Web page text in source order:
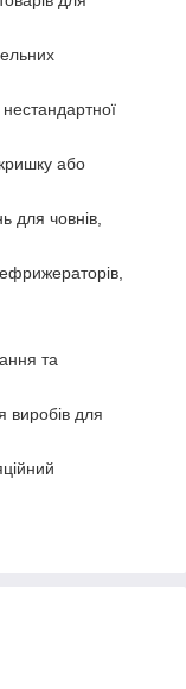
або
для човнів,
та
виробів для